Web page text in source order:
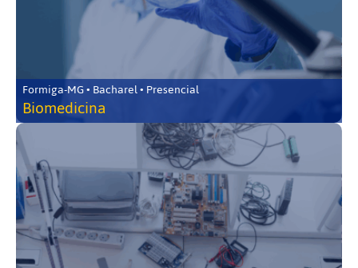
Formiga-MG • Bacharel • Presencial
Biomedicina